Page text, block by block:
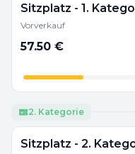
Sitzplatz - 1.
Vorverkauf
57.50 €
2. Kategorie
Sitzplatz - 2.